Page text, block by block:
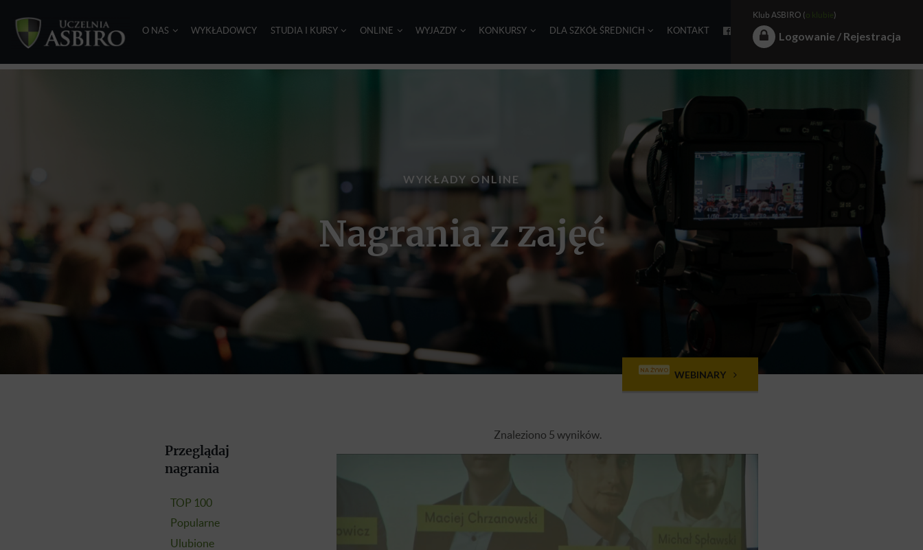
O NAS WYKŁADOWCY STUDIA I KURSY ONLINE WYJAZDY KONKURSY DLA SZKÓŁ ŚREDNICH KONTAKT
Klub ASBIRO ( o klubie)
Logowanie / Rejestracja
WYKŁADY ONLINE
Nagrania z zajęć
NA ŻYWO WEBINARY
Przeglądaj
nagrania
TOP 100
Popularne
Ulubione
Znaleziono 5 wyników.